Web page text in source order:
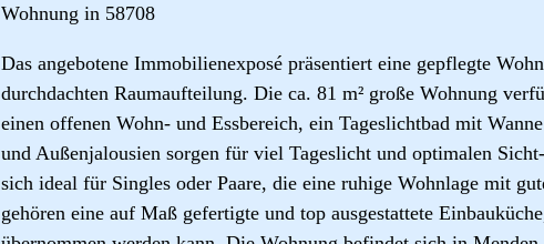
Wohnung in 58708
Das angebotene Immobilienexposé präsentiert eine gepflegte
durchdachten Raumaufteilung. Die ca. 81 m² große Wohnung
einen offenen Wohn- und Essbereich, ein Tageslichtbad mit
und Außenjalousien sorgen für viel Tageslicht und optimalen
sich ideal für Singles oder Paare, die eine ruhige Wohnlage mit
gehören eine auf Maß gefertigte und top ausgestattete